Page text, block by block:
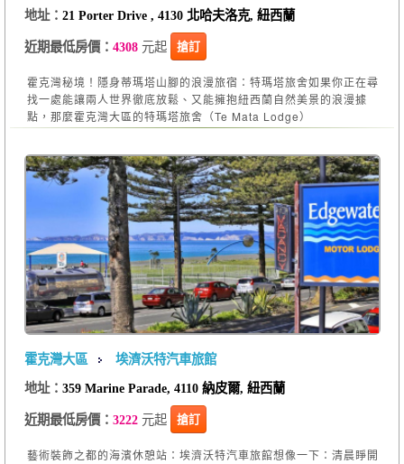
地址： 21 Porter Drive , 4130 北哈夫洛克, 紐西蘭
近期最低房價： 4308元起 搶訂
霍克灣秘境！隱身蒂瑪塔山腳的浪漫旅宿：特瑪塔旅舍如果你正在尋
找一處能讓兩人世界徹底放鬆、又能擁抱紐西蘭自然美景的浪漫據
點，那麼霍克灣大區的特瑪塔旅舍（Te Mata Lodge）
霍克灣大區
埃濟沃特汽車旅館
地址： 359 Marine Parade, 4110 納皮爾, 紐西蘭
近期最低房價： 3222元起 搶訂
藝術裝飾之都的海濱休憩站：埃濟沃特汽車旅館想像一下：清晨睜開